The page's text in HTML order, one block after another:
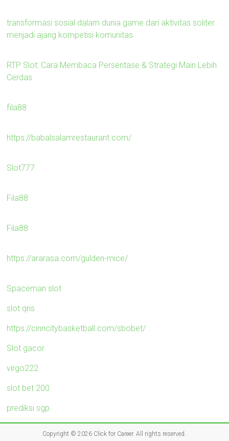
transformasi sosial dalam dunia game dari aktivitas soliter
menjadi ajang kompetisi komunitas
RTP Slot: Cara Membaca Persentase & Strategi Main Lebih
Cerdas
fila88
https://babalsalamrestaurant.com/
Slot777
Fila88
Fila88
https://ararasa.com/gulden-mice/
Spaceman slot
slot qris
https://cinncitybasketball.com/sbobet/
Slot gacor
virgo222
slot bet 200
prediksi sgp
Copyright © 2026 Click for Career. All rights reserved.